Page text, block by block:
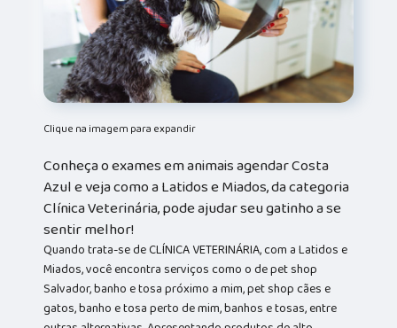
Clique na imagem para expandir
Conheça o exames em animais agendar Costa
Azul e veja como a Latidos e Miados, da categoria
Clínica Veterinária, pode ajudar seu gatinho a se
sentir melhor!
Quando trata-se de CLÍNICA VETERINÁRIA, com a Latidos e
Miados, você encontra serviços como o de pet shop
Salvador, banho e tosa próximo a mim, pet shop cães e
gatos, banho e tosa perto de mim, banhos e tosas, entre